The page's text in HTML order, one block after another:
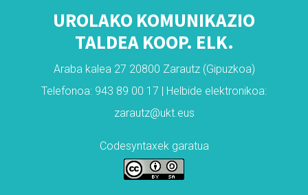
UROLAKO KOMUNIKAZIO
TALDEA KOOP. ELK.
Araba kalea 27 20800 Zarautz (Gipuzkoa)
Telefonoa: 943 89 00 17 | Helbide elektronikoa:
zarautz@ukt.eus
Codesyntaxek garatua